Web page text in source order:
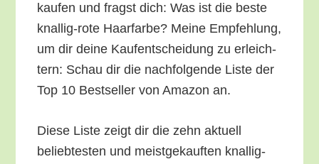
kau­fen und fragst dich: Was ist die bes­te
knal­lig-rote Haar­far­be? Mei­ne Emp­feh­lung,
um dir dei­ne Kauf­ent­schei­dung zu erleich­
tern: Schau dir die nach­fol­gen­de Lis­te der
Top 10 Best­sel­ler von Ama­zon an.
Die­se Lis­te zeigt dir die zehn aktu­ell
belieb­tes­ten und meist­ge­kauf­ten knal­lig-